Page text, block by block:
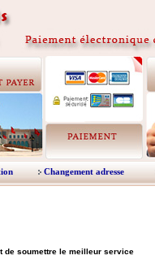
Changement adresse
de soumettre le meilleur service